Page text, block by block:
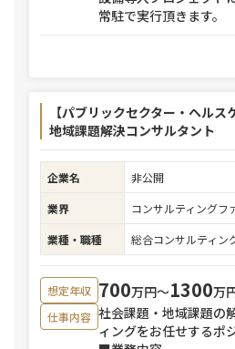
常駐で実行頂きます。
【パブリックセクター・ヘルス
地域課題解決コンサルタント
企業名
非公開
業界
コンサルティングフ
業種・職種
総合コンサルティン
想定年収 700万円〜1300万
仕事内容 社会課題・地域課題の
ィングをお任せするポ